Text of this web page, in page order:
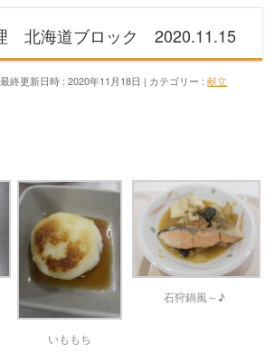
北海道ブロック 2020.11.15
最終更新日時 : 2020年11月18日 カテゴリー :献立
いももち
石狩鍋風～♪